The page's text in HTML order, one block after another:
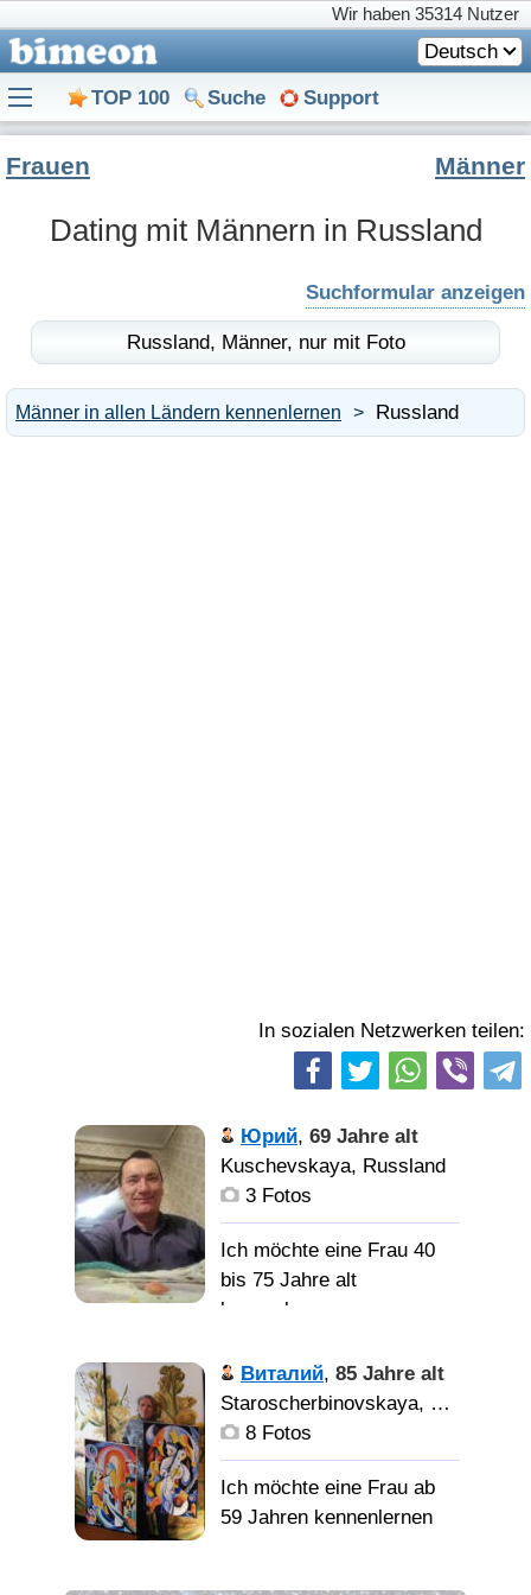
Wir haben 35314 Nutzer
Deutsch
TOP 100 Suche Support
Dating mit Männern in Russland
Frauen Männer
Suchformular anzeigen
Russland, Männer, nur mit Foto
Männer in allen Ländern kennenlernen Russland
In sozialen Netzwerken teilen:
Юрий, 69 Jahre alt
Kuschevskaya, Russland
3 Fotos
Ich möchte eine Frau 40
bis 75 Jahre alt
kennenlernen
Хочу. создать.
семью. работаю. в.
охране. занимаюсь.
курю. дом. машина. сад.
виноградник. дом. с.
Виталий, 85 Jahre alt
Staroscherbinovskaya, Russland
8 Fotos
Ich möchte eine Frau ab
59 Jahren kennenlernen